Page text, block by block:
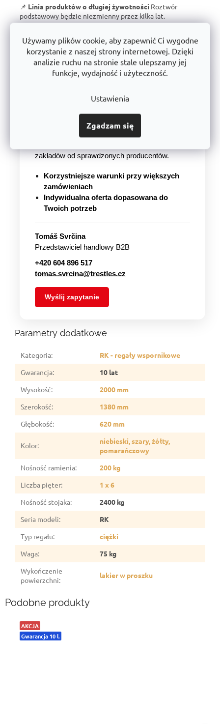
Używamy plików cookie, aby zapewnić Ci wygodne
korzystanie z naszej strony internetowej. Dzięki
analizie ruchu na stronie stale ulepszamy jej
funkcje, wydajność i użyteczność.
Ustawienia
Zgadzam się
📌 Linia produktów o długiej żywotności Roztwór
podstawowy będzie niezmienny przez kilka lat.
także
gwarancję jakości i długoterminową dostępność
produktów
Kupujesz dla firmy lub potrzebujesz
Przy większych zamówieniach przygotujemy
indywidualną ofertę cenowąi pomożemy
dobrać odpowiednie rozwiązanie. Oferujemy
regały własnej produkcji
TRESTLES
zakładów od sprawdzonych producentów.
Korzystniejsze warunki przy większych
zamówieniach
Indywidualna oferta dopasowana do
Twoich potrzeb
Tomáš Svrčina
Przedstawiciel handlowy B2B
+420 604 896 517
tomas.svrcina@trestles.cz
Wyślij zapytanie
Parametry dodatkowe
Kategoria:
RK - regały wspornikowe
Gwarancja:
10 lat
Wysokość:
2000 mm
Szerokość:
1380 mm
Głębokość: 620 mm
Kolor:
niebieski, szary, żółty,
pomarańczowy
Nośność ramienia:
200 kg
Liczba pięter:
1 x 6
Nośność stojaka:
2400 kg
Seria modeli:
RK
Typ regału:
ciężki
Waga:
75 kg
Wykończenie
powierzchni:
lakier w proszku
Podobne produkty
AKCJA
Gwarancja 10 l.